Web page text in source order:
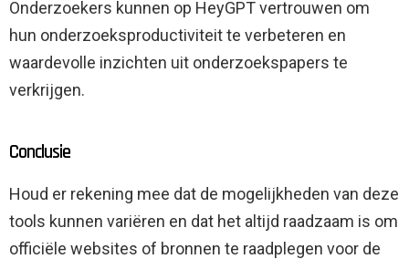
Onderzoekers kunnen op HeyGPT vertrouwen om
hun onderzoeksproductiviteit te verbeteren en
waardevolle inzichten uit onderzoekspapers te
verkrijgen.
Conclusie
Houd er rekening mee dat de mogelijkheden van deze
tools kunnen variëren en dat het altijd raadzaam is om
officiële websites of bronnen te raadplegen voor de